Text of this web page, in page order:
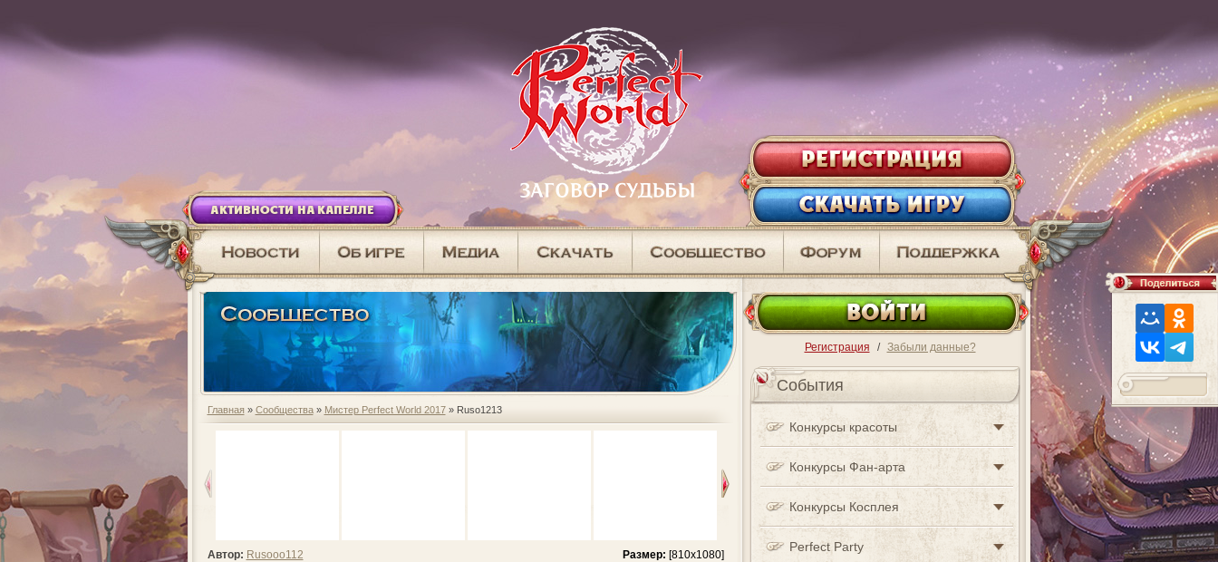
АКТИВНОСТИ НА КАПЕЛЛЕ
Главная » Сообщества » Мистер Perfect World 2017» Ruso1213
Автор: Rusooo112 Размер: [810x1080]
Регистрация / Забыли данные?
Cобытия
Конкурсы красоты
Конкурсы Фан-арта
Конкурсы Косплея
Perfect Party